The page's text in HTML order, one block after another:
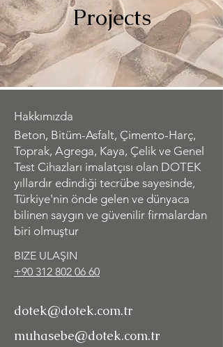
Projects
Hakkımızda
Beton, Bitüm-Asfalt, Çimento-Harç,
Toprak, Agrega, Kaya, Çelik ve Genel
Test Cihazları imalatçısı olan DOTEK
yıllardır edindiği tecrübe sayesinde,
Türkiye'nin önde gelen ve dünyaca
bilinen saygın ve güvenilir firmalardan
biri olmuştur
BIZE ULAŞIN
+90 312 802 06 60
dotek@dotek.com.tr
muhasebe@dotek.com.tr